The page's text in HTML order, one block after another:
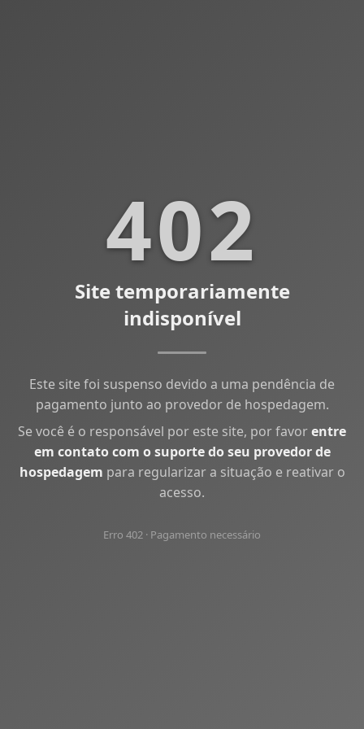
402
Site temporariamente
indisponível
Este site foi suspenso devido a uma pendência de
pagamento junto ao provedor de hospedagem.
Se você é o responsável por este site, por favorentre
em contato com o suporte do seu provedor de
hospedagem para regularizar a situação e reativar o
acesso.
Erro 402 · Pagamento necessário